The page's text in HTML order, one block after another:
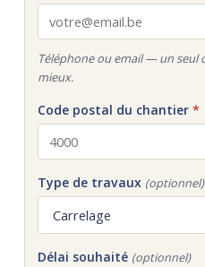
Téléphone ou email — un seul
mieux.
Code postal du chantier*
Type de travaux (optionnel)
Délai souhaité (optionnel)